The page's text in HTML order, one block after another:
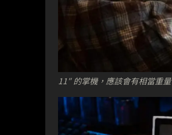
11″ 的掌機，應該會有相當重量